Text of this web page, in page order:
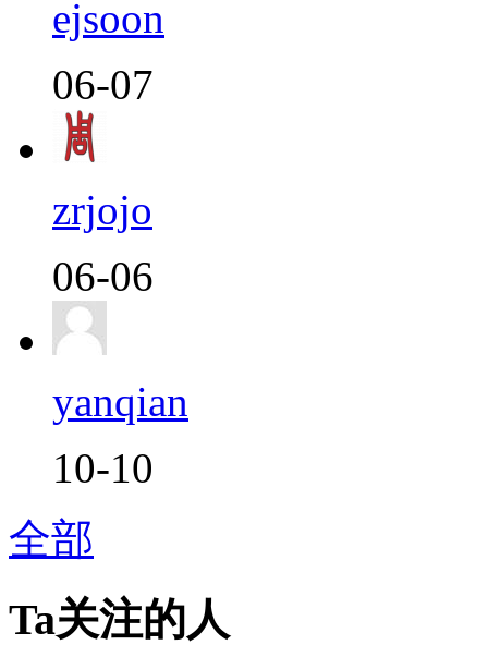
ejsoon
06-07
zrjojo
06-06
yanqian
10-10
全部
Ta关注的人